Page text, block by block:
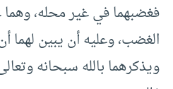
فغضبهما في غير محله،
الغضب، وعليه أن يبين لهما
ويذكرهما بالله سبحانه